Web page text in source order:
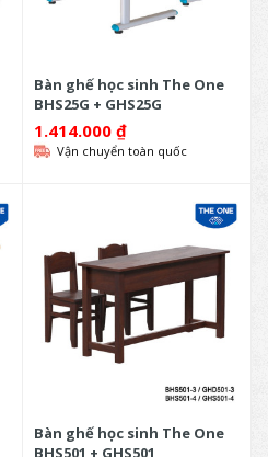
Bàn ghế học sinh The One
BHS25G + GHS25G
1.414.000 ₫
Vận chuyển toàn quốc
Bàn ghế học sinh The One
BHS501 + GHS501